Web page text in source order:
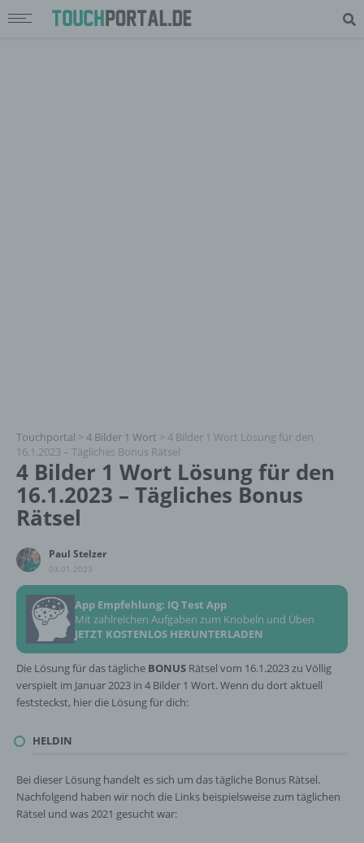
Touchportal > 4 Bilder 1 Wort > 4 Bilder 1 Wort Lösung für den
16.1.2023 – Tägliches Bonus Rätsel
4 Bilder 1 Wort Lösung für den
16.1.2023 – Tägliches Bonus
Rätsel
Paul Stelzer
03.01.2023
App Empfehlung: IQ Test App
Mit zahlreichen Aufgaben zum Knobeln und Üben
JETZT KOSTENLOS HERUNTERLADEN
Die Lösung für das tägliche BONUS Rätsel vom 16.1.2023 zu Völlig
verspielt im Januar 2023 in 4 Bilder 1 Wort. Wenn du dort aktuell
feststeckst, hier die Lösung für dich:
HELDIN
Bei dieser Lösung handelt es sich um das tägliche Bonus Rätsel.
Nachfolgend haben wir noch die Links beispielsweise zum täglichen
Rätsel und was 2021 gesucht war: